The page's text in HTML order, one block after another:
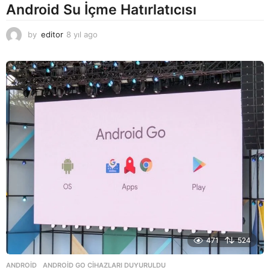
Android Su İçme Hatırlatıcısı
by editor 8 yıl ago
l
a
g
471 524
ANDROID ANDROID GO CIHAZLARI DUYURULDU